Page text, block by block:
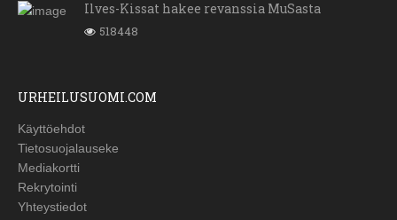
Ilves-Kissat hakee revanssia MuSasta
518448
URHEILUSUOMI.COM
Käyttöehdot
Tietosuojalauseke
Mediakortti
Rekrytointi
Yhteystiedot